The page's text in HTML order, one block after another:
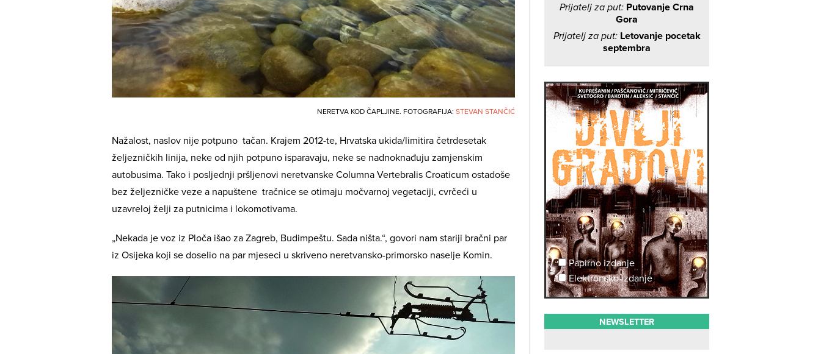
NERETVA KOD ČAPLJINE. FOTOGRAFIJA: STEVAN STANČIĆ
Nažalost, naslov nije potpuno tačan. Krajem 2012-te, Hrvatska ukida/limitira četrdesetak
željezničkih linija, neke od njih potpuno isparavaju, neke se nadnoknađuju zamjenskim
autobusima. Tako i posljednji pršljenovi neretvanske Columna Vertebralis Croaticum ostadoše
bez željezničke veze a napuštene tračnice se otimaju močvarnoj vegetaciji, cvrčeći u
uzavreloj želji za putnicima i lokomotivama.
„Nekada je voz iz Ploča išao za Zagreb, Budimpeštu. Sada ništa.“, govori nam stariji bračni par
iz Osijeka koji se doselio na par mjeseci u skriveno neretvansko-primorsko naselje Komin.
Prijatelj za put: Putovanje Crna
Gora
Prijatelj za put: Letovanje pocetak
septembra
Papirno izdanje
Elektronsko izdanje
NEWSLETTER